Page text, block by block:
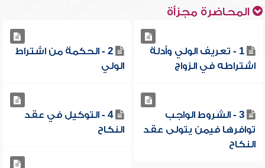
المحاضرة مجزأة
1 - تعريف الولي وأدلة
اشتراطه في الزواج
2 - الحكمة من اشتراط
الولي
3 - الشروط الواجب
توافرها فيمن يتولى عقد
النكاح
4 - التوكيل في عقد
النكاح